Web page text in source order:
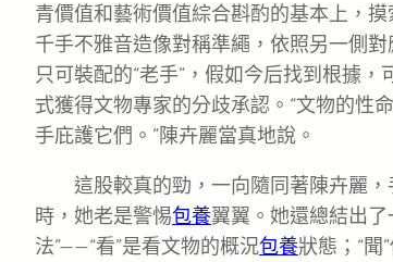
青價值和藝術價值綜合斟酌的基本上，
千手不雅音造像對稱準繩，依照另一側
只可裝配的“老手”，假如今后找到根據
式獲得文物專家的分歧承認。“文物的性
手庇護它們。”陳卉麗當真地說。
這股較真的勁，一向隨同著陳卉麗
時，她老是警惕包養翼翼。她還總結出了
法”——“看”是看文物的概況包養狀態；“聞